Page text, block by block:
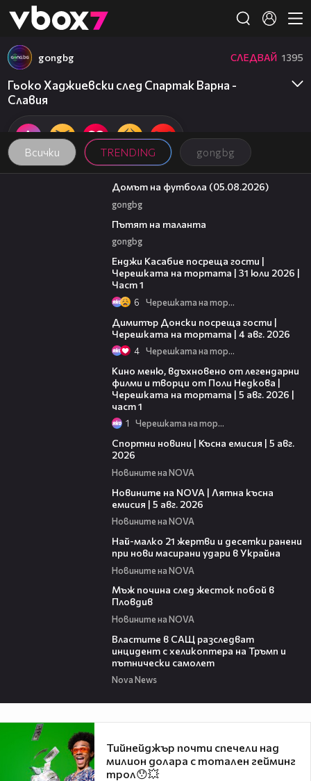
👾
Всички TRENDING gongbg
gongbg СЛЕДВАЙ 1395
Гьоко Хаджиевски след Спартак Варна -
Славия
57:58
Домът на футбола (05.08.2026)
gongbg
Пътят на таланта
gongbg
Енджи Касабие посреща гости |
Черешката на тортата | 31 юли 2026 |
Част 1
6 Черешката на тортата
Димитър Донски посреща гости |
Черешката на тортата | 4 авг. 2026
4 Черешката на тортата
Кино меню, вдъхновено от легендарни
филми и творци от Поли Недкова |
Черешката на тортата | 5 авг. 2026 |
част 1
1 Черешката на тортата
Спортни новини | Късна емисия | 5 авг.
2026
Новините на NOVA
Новините на NOVA | Лятна късна
емисия | 5 авг. 2026
Новините на NOVA
Най-малко 21 жертви и десетки ранени
при нови масирани удари в Украйна
Новините на NOVA
Мъж почина след жесток побой в
Пловдив
Новините на NOVA
Властите в САЩ разследват
инцидент с хеликоптера на Тръмп и
пътнически самолет
Nova News
Тийнейджър почти спечели над
милион долара с тотален гейминг
трол😯💥